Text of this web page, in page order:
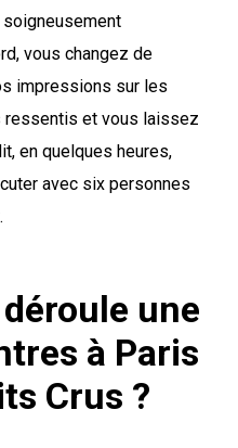
soigneusement
vous changez de
impressions sur les
ressentis et vous laissez
en quelques heures,
avec six personnes
une
à Paris
Crus ?